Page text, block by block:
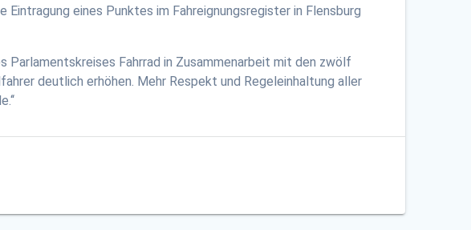
eines Punktes im Fahreignungsregister in Flensburg
Parlamentskreises Fahrrad in Zusammenarbeit mit den zwölf
deutlich erhöhen. Mehr Respekt und Regeleinhaltung aller